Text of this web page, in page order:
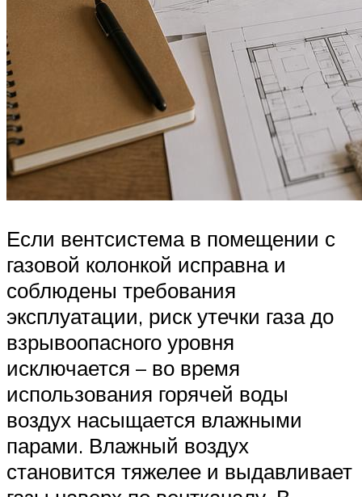
Если вентсистема в помещении с
газовой колонкой исправна и
соблюдены требования
эксплуатации, риск утечки газа до
взрывоопасного уровня
исключается – во время
использования горячей воды
воздух насыщается влажными
парами. Влажный воздух
становится тяжелее и выдавливает